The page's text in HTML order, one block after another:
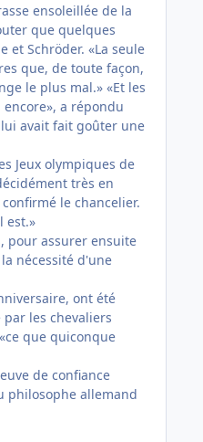
ensoleillée de la
que quelques
et Schröder. «La seule
que, de toute façon,
le plus mal.» «Et les
a répondu
avait fait goûter une
Jeux olympiques de
très en
le chancelier.
est.»
pour assurer ensuite
nécessité d'une
ont été
les chevaliers
que quiconque
de confiance
philosophe allemand